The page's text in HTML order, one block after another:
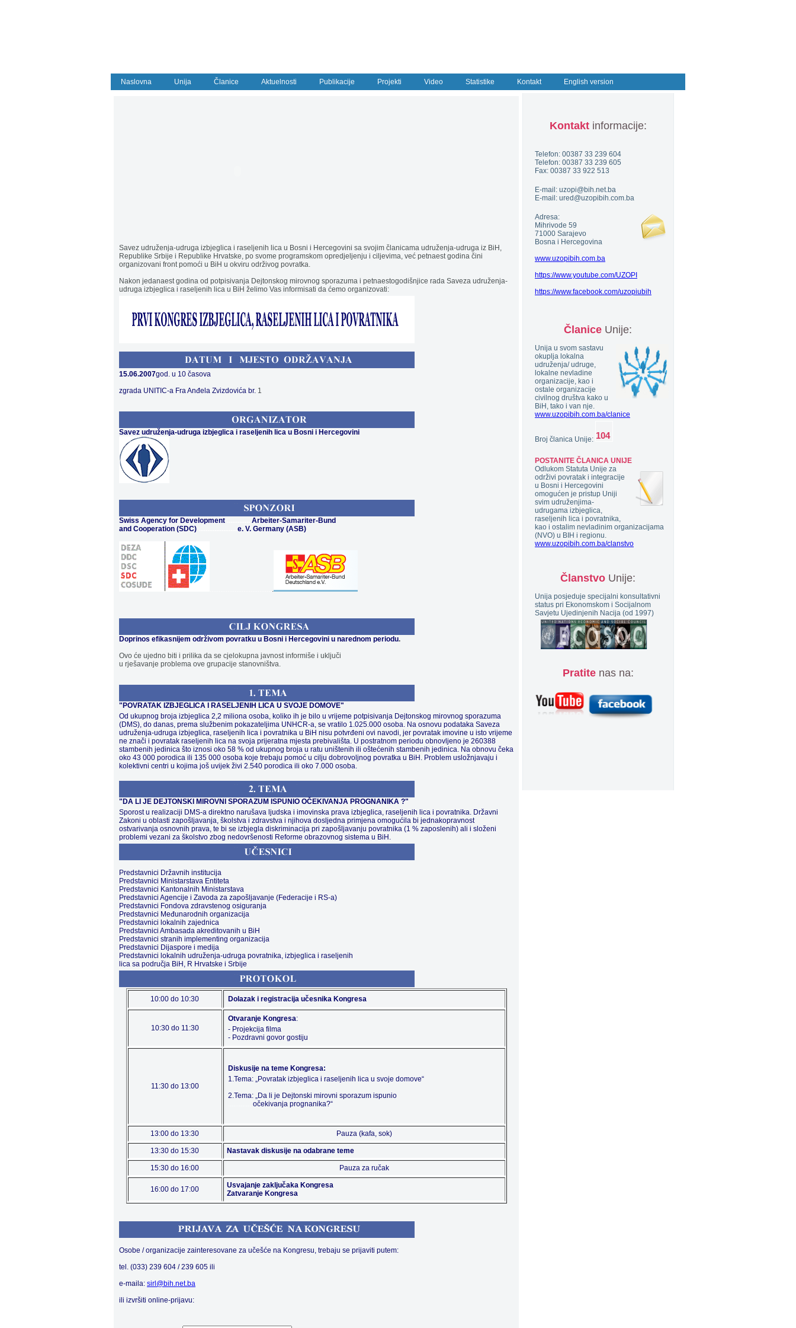
Naslovna Unija Članice Aktuelnosti Publikacije Projekti Video Statistike Kontakt English version
Savez udruženja-udruga izbjeglica i raseljenih lica u Bosni i Hercegovini sa svojim članicama udruženja-udruga iz BiH,
Republike Srbije i Republike Hrvatske, po svome programskom opredjeljenju i ciljevima, već petnaest godina čini
organizovani front pomoći u BiH u okviru održivog povratka.
Nakon jedanaest godina od potpisivanja Dejtonskog mirovnog sporazuma i petnaestogodišnjice rada Saveza udruženja-
udruga izbjeglica i raseljenih lica u BiH želimo Vas informisati da ćemo organizovati:
15.06.2007god. u 10 časova
zgrada UNITIC-a Fra Anđela Zvizdovića br. 1
Savez udruženja-udruga izbjeglica i raseljenih lica u Bosni i Hercegovini
Swiss Agency for Development
Arbeiter-Samariter-Bund
and Cooperation (SDC)
e. V. Germany (ASB)
.
Doprinos efikasnijem održivom povratku u Bosni i Hercegovini u narednom periodu.
Ovo će ujedno biti i prilika da se cjelokupna javnost informiše i uključi
u rješavanje problema ove grupacije stanovništva.
"POVRATAK IZBJEGLICA I RASELJENIH LICA U SVOJE DOMOVE"
Od ukupnog broja izbjeglica 2,2 miliona osoba, koliko ih je bilo u vrijeme potpisivanja Dejtonskog mirovnog sporazuma
(DMS), do danas, prema službenim pokazateljima UNHCR-a, se vratilo 1.025.000 osoba. Na osnovu podataka Saveza
udruženja-udruga izbjeglica, raseljenih lica i povratnika u BiH nisu potvrđeni ovi navodi, jer povratak imovine u isto vrijeme
ne znači i povratak raseljenih lica na svoja prijeratna mjesta prebivališta. U postratnom periodu obnovljeno je 260388
stambenih jedinica što iznosi oko 58 % od ukupnog broja u ratu uništenih ili oštećenih stambenih jedinica. Na obnovu čeka
oko 43 000 porodica ili 135 000 osoba koje trebaju pomoć u cilju dobrovoljnog povratka u BiH. Problem usložnjavaju i
kolektivni centri u kojima još uvijek živi 2.540 porodica ili oko 7.000 osoba.
"DA LI JE DEJTONSKI MIROVNI SPORAZUM ISPUNIO OČEKIVANJA PROGNANIKA ?"
Sporost u realizaciji DMS-a direktno narušava ljudska i imovinska prava izbjeglica, raseljenih lica i povratnika. Državni
Zakoni u oblasti zapošljavanja, školstva i zdravstva i njihova dosljedna primjena omogućila bi jednakopravnost
ostvarivanja osnovnih prava, te bi se izbjegla diskriminacija pri zapošljavanju povratnika (1 % zaposlenih) ali i složeni
problemi vezani za školstvo zbog nedovršenosti Reforme obrazovnog sistema u BiH.
Predstavnici Državnih institucija
Predstavnici Ministarstava Entiteta
Predstavnici Kantonalnih Ministarstava
Predstavnici Agencije i Zavoda za zapošljavanje (Federacije i RS-a)
Predstavnici Fondova zdravstenog osiguranja
Predstavnici Međunarodnih organizacija
Predstavnici lokalnih zajednica
Predstavnici Ambasada akreditovanih u BiH
Predstavnici stranih implementing organizacija
Predstavnici Dijaspore i medija
Predstavnici lokalnih udruženja-udruga povratnika, izbjeglica i raseljenih
lica sa područja BiH, R Hrvatske i Srbije
10:00 do 10:30 Dolazak i registracija učesnika Kongresa
10:30 do 11:30
Otvaranje Kongresa:
- Projekcija filma
- Pozdravni govor gostiju
11:30 do 13:00
Diskusije na teme Kongresa:
1.Tema: „Povratak izbjeglica i raseljenih lica u svoje domove“
2.Tema: „Da li je Dejtonski mirovni sporazum ispunio
očekivanja prognanika?“
13:00 do 13:30 Pauza (kafa, sok)
13:30 do 15:30 Nastavak diskusije na odabrane teme
15:30 do 16:00 Pauza za ručak
16:00 do 17:00
Usvajanje zaključaka Kongresa
Zatvaranje Kongresa
Osobe / organizacije zainteresovane za učešće na Kongresu, trebaju se prijaviti putem:
tel. (033) 239 604 / 239 605 ili
e-maila: sirl@bih.net.ba
ili izvršiti online-prijavu:
Kontaktinformacije:
Telefon: 00387 33 239 604
Telefon: 00387 33 239 605
Fax: 00387 33 922 513
E-mail: uzopi@bih.net.ba
E-mail: ured@uzopibih.com.ba
Adresa:
Mihrivode 59
71000 Sarajevo
Bosna i Hercegovina
www.uzopibih.com.ba
https://www.youtube.com/UZOPI
https://www.facebook.com/uzopiubih
Članice Unije:
Unija u svom sastavu
okuplja lokalna
udruženja/ udruge,
lokalne nevladine
organizacije, kao i
ostale organizacije
civilnog društva kako u
BiH, tako i van nje.
www.uzopibih.com.ba/clanice
Broj članica Unije:
POSTANITE ČLANICA UNIJE
Odlukom Statuta Unije za
održivi povratak i integracije
u Bosni i Hercegovini
omogućen je pristup Uniji
svim udruženjima-
udrugama izbjeglica,
raseljenih lica i povratnika,
kao i ostalim nevladinim organizacijama
(NVO) u BIH i regionu.
www.uzopibih.com.ba/clanstvo
Članstvo Unije:
Unija posjeduje specijalni konsultativni
status pri Ekonomskom i Socijalnom
Savjetu Ujedinjenih Nacija (od 1997)
Pratitenas na: